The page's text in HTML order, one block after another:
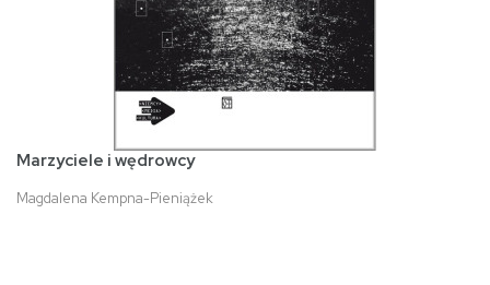
Marzyciele i wędrowcy
Magdalena Kempna-Pieniążek